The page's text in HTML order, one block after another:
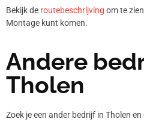
Bekijk de routebeschrijving om te
Montage kunt komen.
Andere
Tholen
Zoek je een ander bedrijf in Tholen